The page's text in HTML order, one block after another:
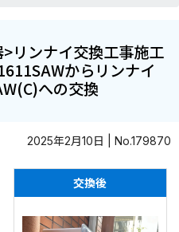
リンナイ交換工事施工
からリンナイ
への交換
2025年2月10日 | No.179870
交換後